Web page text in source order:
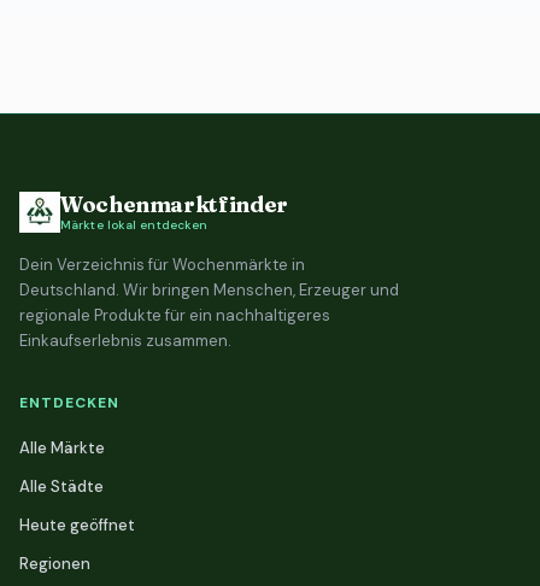
Wochenmarktfinder
Märkte lokal entdecken
Dein Verzeichnis für Wochenmärkte in
Deutschland. Wir bringen Menschen, Erzeuger und
regionale Produkte für ein nachhaltigeres
Einkaufserlebnis zusammen.
ENTDECKEN
Alle Märkte
Alle Städte
Heute geöffnet
Regionen